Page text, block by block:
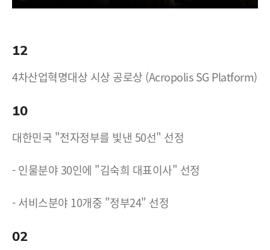
12
4차산업혁명대상 시상 공로상 (Acropolis SG Platform)
10
대한민국 "전자정부를 빛낸 50선" 선정
- 인물분야 30인에 "김숙희 대표이사" 선정
- 서비스분야 10개중 "정부24" 선정
02